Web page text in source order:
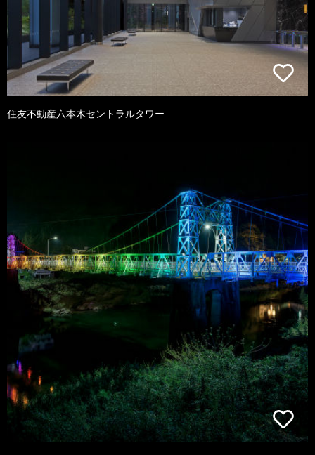
住友不動産六本木セントラルタワー